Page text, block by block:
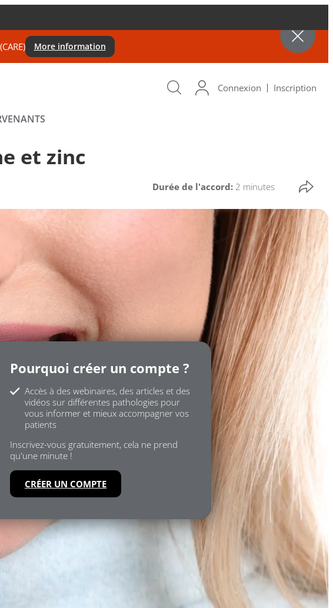
More information
Connexion Inscription
et zinc
Durée de l'accord: 2 minutes
Pourquoi créer un compte ?
Accès à des webinaires, des articles et des
vidéos sur différentes pathologies pour
vous informer et mieux accompagner vos
patients
Inscrivez-vous gratuitement, cela ne prend
qu'une minute !
CRÉER UN COMPTE